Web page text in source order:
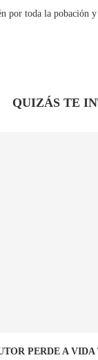
por toda la pobación
QUIZÁS TE
PERDE A